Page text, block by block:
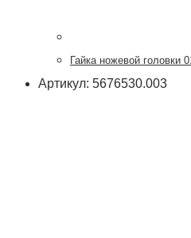
Гайка ножевой головки
Артикул: 5676530.003